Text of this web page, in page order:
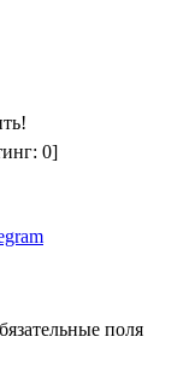
0]
поля